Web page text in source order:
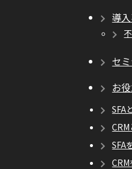
導
セ
お
SFA
SFA